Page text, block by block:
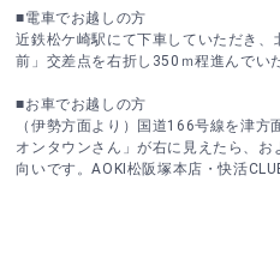
■電車でお越しの方
近鉄松ケ崎駅にて下車していただき
前」交差点を右折し350ｍ程進んでい
■お車でお越しの方
（伊勢方面より）国道166号線を津方
オンタウンさん」が右に見えたら、
向いです。AOKI松阪塚本店・快活